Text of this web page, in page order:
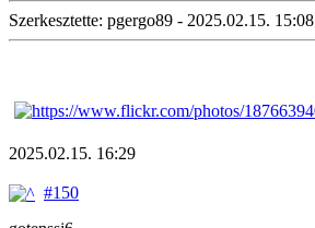
Szerkesztette: pgergo89 - 2025.02.15. 15:08
2025.02.15. 16:29
#150